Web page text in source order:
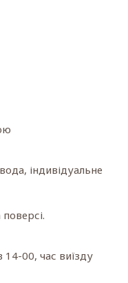
індивідуальне
14-00, час виїзду